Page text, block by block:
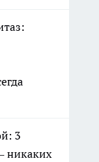
3
никаких